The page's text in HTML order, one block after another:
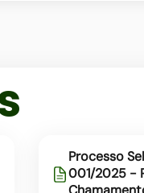
Processo
001/2025 -